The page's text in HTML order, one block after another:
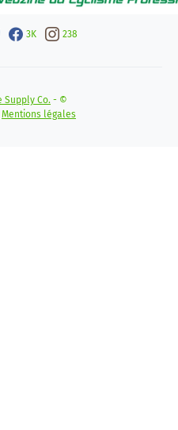
3K 238
Supply Co. - ©
Mentions légales